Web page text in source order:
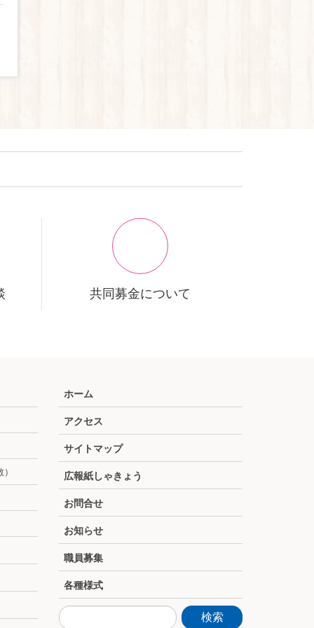
共同募金について
ホーム
アクセス
サイトマップ
広報紙しゃきょう
お問合せ
お知らせ
職員募集
各種様式